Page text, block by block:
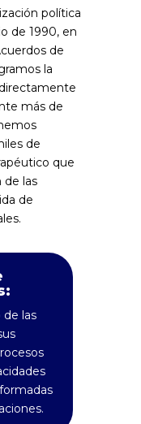
política
de 1990, en
de
la
más de
de
que
de las
de
las